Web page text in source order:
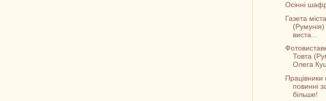
Осінні
Газета
(Румунія)
виста...
Товта
Олега
Працівники
повинні
більше!